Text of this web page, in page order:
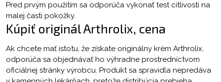
Pred prvým použitím sa odporúča vykonať test citlivosti na
malej časti pokožky.
Kúpiť originál Arthrolix, cena
Ak chcete mať istotu, že získate originálny krém Arthrolix,
odporúča sa objednávať ho výhradne prostredníctvom
oficiálnej stránky výrobcu. Produkt sa spravidla nepredáva